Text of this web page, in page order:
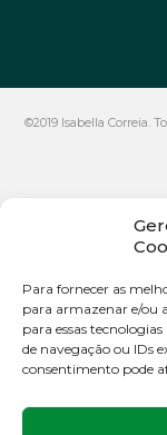
Para fornecer as
para armazenar e/ou
para essas
de navegação ou IDs
consentimento pode
©2019 Isabella Correia.